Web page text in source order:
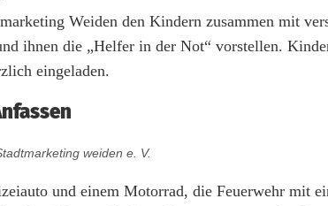
Weiden den Kindern zusammen mit
ihnen die „Helfer in der Not“ vorstellen.
eingeladen.
weiden e. V.
und einem Motorrad, die Feuerwehr mit